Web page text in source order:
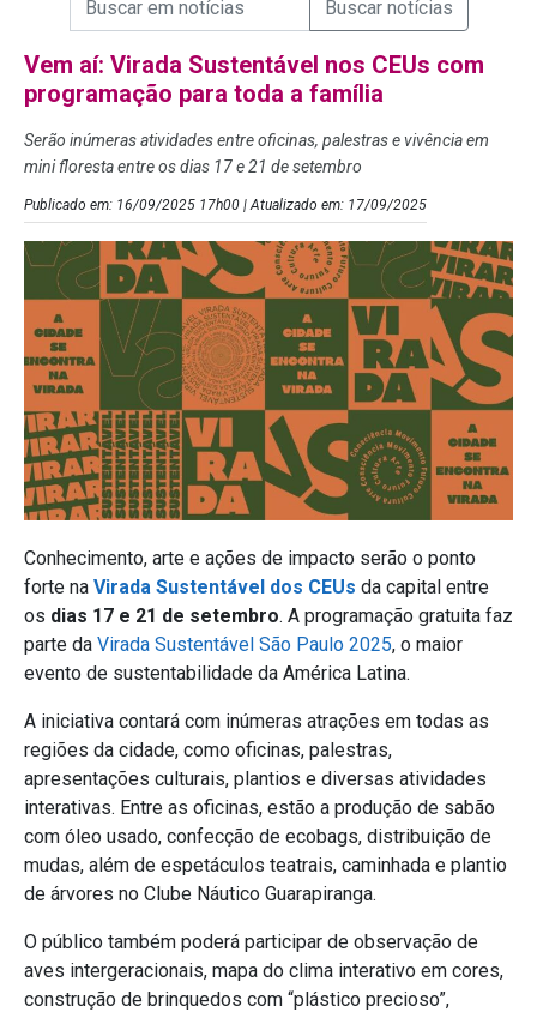
Vem aí: Virada Sustentável nos CEUs com
programação para toda a família
Serão inúmeras atividades entre oficinas, palestras e vivência em
mini floresta entre os dias 17 e 21 de setembro
Publicado em: 16/09/2025 17h00 | Atualizado em: 17/09/2025
Conhecimento, arte e ações de impacto serão o ponto
forte na Virada Sustentável dos CEUs da capital entre
os dias 17 e 21 de setembro. A programação gratuita faz
parte da Virada Sustentável São Paulo 2025, o maior
evento de sustentabilidade da América Latina.
A iniciativa contará com inúmeras atrações em todas as
regiões da cidade, como oficinas, palestras,
apresentações culturais, plantios e diversas atividades
interativas. Entre as oficinas, estão a produção de sabão
com óleo usado, confecção de ecobags, distribuição de
mudas, além de espetáculos teatrais, caminhada e plantio
de árvores no Clube Náutico Guarapiranga.
O público também poderá participar de observação de
aves intergeracionais, mapa do clima interativo em cores,
construção de brinquedos com “plástico precioso”,